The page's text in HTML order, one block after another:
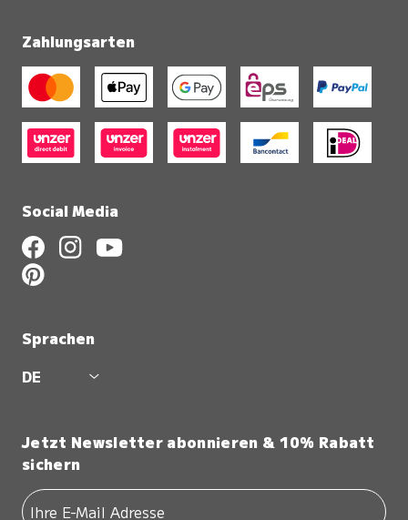
Zahlungsarten
Social Media
Sprachen
DE
Jetzt Newsletter abonnieren & 10% Rabatt
sichern